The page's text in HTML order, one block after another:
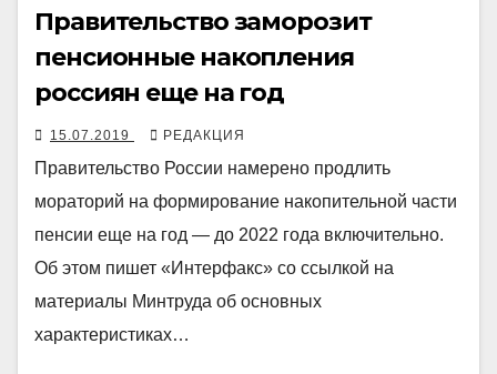
Правительство заморозит
пенсионные накопления
россиян еще на год
15.07.2019 РЕДАКЦИЯ
Правительство России намерено продлить
мораторий на формирование накопительной части
пенсии еще на год — до 2022 года включительно.
Об этом пишет «Интерфакс» со ссылкой на
материалы Минтруда об основных
характеристиках…